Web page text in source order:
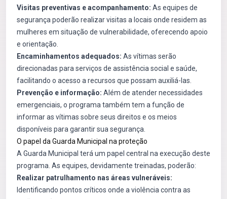
Visitas preventivas e acompanhamento: As equipes de
segurança poderão realizar visitas a locais onde residem as
mulheres em situação de vulnerabilidade, oferecendo apoio
e orientação.
Encaminhamentos adequados: As vítimas serão
direcionadas para serviços de assistência social e saúde,
facilitando o acesso a recursos que possam auxiliá-las.
Prevenção e informação: Além de atender necessidades
emergenciais, o programa também tem a função de
informar as vítimas sobre seus direitos e os meios
disponíveis para garantir sua segurança.
O papel da Guarda Municipal na proteção
A Guarda Municipal terá um papel central na execução deste
programa. As equipes, devidamente treinadas, poderão:
Realizar patrulhamento nas áreas vulneráveis:
Identificando pontos críticos onde a violência contra as